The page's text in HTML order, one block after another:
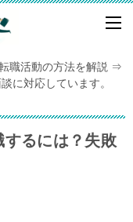
職活動の方法を解説 ⇒
に対応しています。
るには？失敗